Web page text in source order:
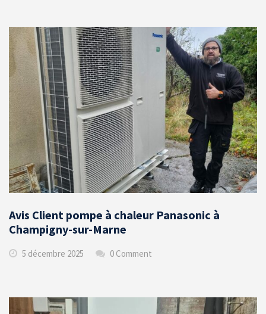
Avis Client pompe à chaleur Panasonic à
Champigny-sur-Marne
5 décembre 2025 0 Comment